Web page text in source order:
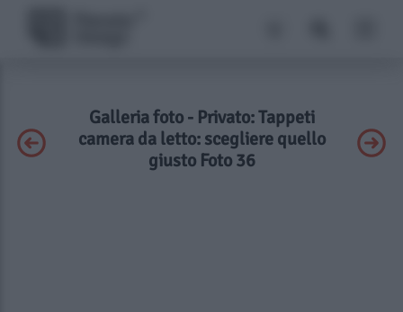
Galleria foto - Privato: Tappeti
camera da letto: scegliere quello
giusto Foto 36